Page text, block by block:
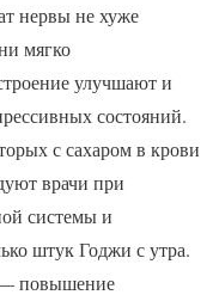
нервы не хуже
мягко
улучшают и
состояний.
с сахаром в крови
врачи при
системы и
штук Годжи с утра.
повышение